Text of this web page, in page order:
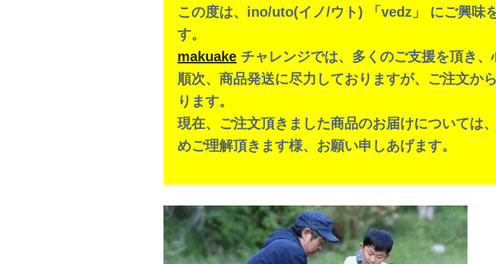
この度は、ino/uto(イノ/ウト) 「vedz」 にご興味
す。
makuake チャレンジでは、多くのご支援を頂き、
順次、商品発送に尽力しておりますが、ご注文か
ります。
現在、ご注文頂きました商品のお届けについては
めご理解頂きます様、お願い申しあげます。